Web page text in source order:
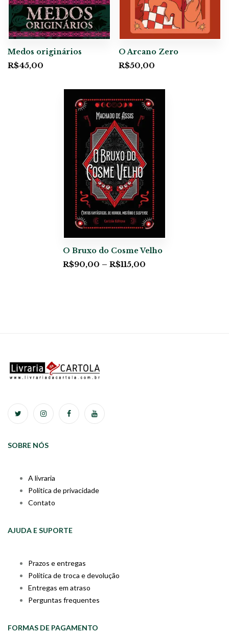
Medos originários
R$45,00
O Arcano Zero
R$50,00
O Bruxo do Cosme Velho
R$90,00 – R$115,00
SOBRE NÓS
A livraria
Política de privacidade
Contato
AJUDA E SUPORTE
Prazos e entregas
Política de troca e devolução
Entregas em atraso
Perguntas frequentes
FORMAS DE PAGAMENTO